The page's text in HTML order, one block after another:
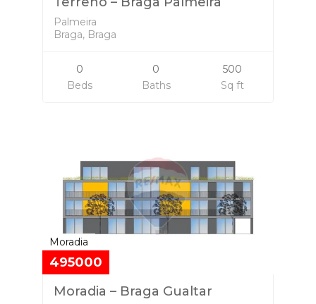
Palmeira
Braga, Braga
0
Beds
0
Baths
500
Sq ft
Moradia
495000
Moradia – Braga Gualtar